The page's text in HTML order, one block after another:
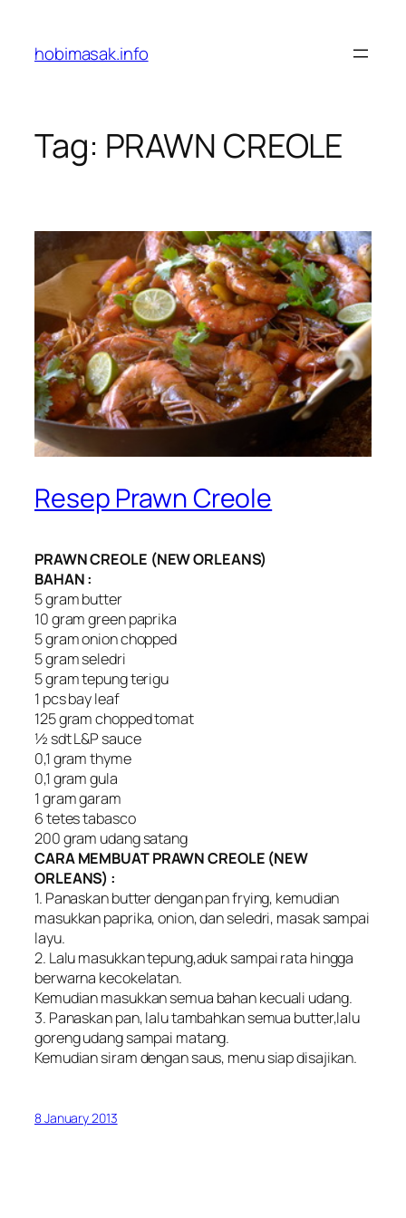
content
hobimasak.info
Tag: PRAWN CREOLE
Resep Prawn Creole
PRAWN CREOLE (NEW ORLEANS)
BAHAN :
5 gram butter
10 gram green paprika
5 gram onion chopped
5 gram seledri
5 gram tepung terigu
1 pcs bay leaf
125 gram chopped tomat
½ sdt L&P sauce
0,1 gram thyme
0,1 gram gula
1 gram garam
6 tetes tabasco
200 gram udang satang
CARA MEMBUAT PRAWN CREOLE (NEW
ORLEANS) :
1. Panaskan butter dengan pan frying, kemudian
masukkan paprika, onion, dan seledri, masak sampai
layu.
2. Lalu masukkan tepung,aduk sampai rata hingga
berwarna kecokelatan.
Kemudian masukkan semua bahan kecuali udang.
3. Panaskan pan, lalu tambahkan semua butter,lalu
goreng udang sampai matang.
Kemudian siram dengan saus, menu siap disajikan.
8 January 2013